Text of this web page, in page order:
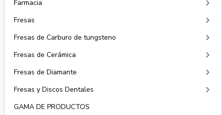
Farmacia
keyboard_arrow_right
Fresas keyboard_arrow_right
Fresas de Carburo de tungsteno keyboard_arrow_right
Fresas de Cerámica keyboard_arrow_right
Fresas de Diamante keyboard_arrow_right
Fresas y Discos Dentales keyboard_arrow_right
GAMA DE PRODUCTOS